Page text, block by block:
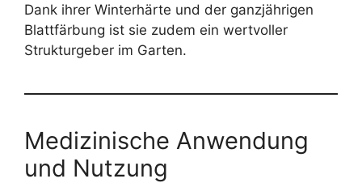
Dank ihrer Winterhärte und der ganzjährigen
Blattfärbung ist sie zudem ein wertvoller
Strukturgeber im Garten.
Medizinische Anwendung
und Nutzung